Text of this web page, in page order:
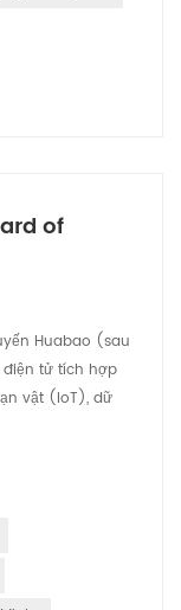
of
Huabao (sau
điện tử tích hợp
vật (IoT), dữ